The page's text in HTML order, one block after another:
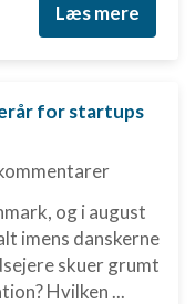
Læs mere
for startups
og i august
imens danskerne
skuer grumt
Hvilken ...